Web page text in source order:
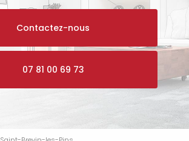
Contactez-nous
07 81 00 69 73